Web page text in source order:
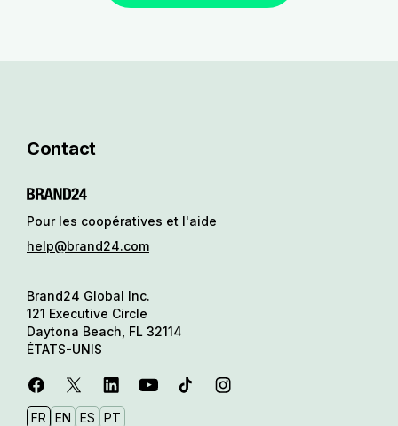
Contact
Pour les coopératives et l'aide
help@brand24.com
Brand24 Global Inc.
121 Executive Circle
Daytona Beach, FL 32114
ÉTATS-UNIS
FR EN ES PT